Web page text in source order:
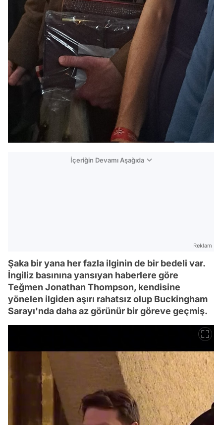
İçeriğin Devamı Aşağıda
Reklam
Şaka bir yana her fazla ilginin de bir bedeli var.
İngiliz basınına yansıyan haberlere göre
Teğmen Jonathan Thompson, kendisine
yönelen ilgiden aşırı rahatsız olup Buckingham
Sarayı'nda daha az görünür bir göreve geçmiş.